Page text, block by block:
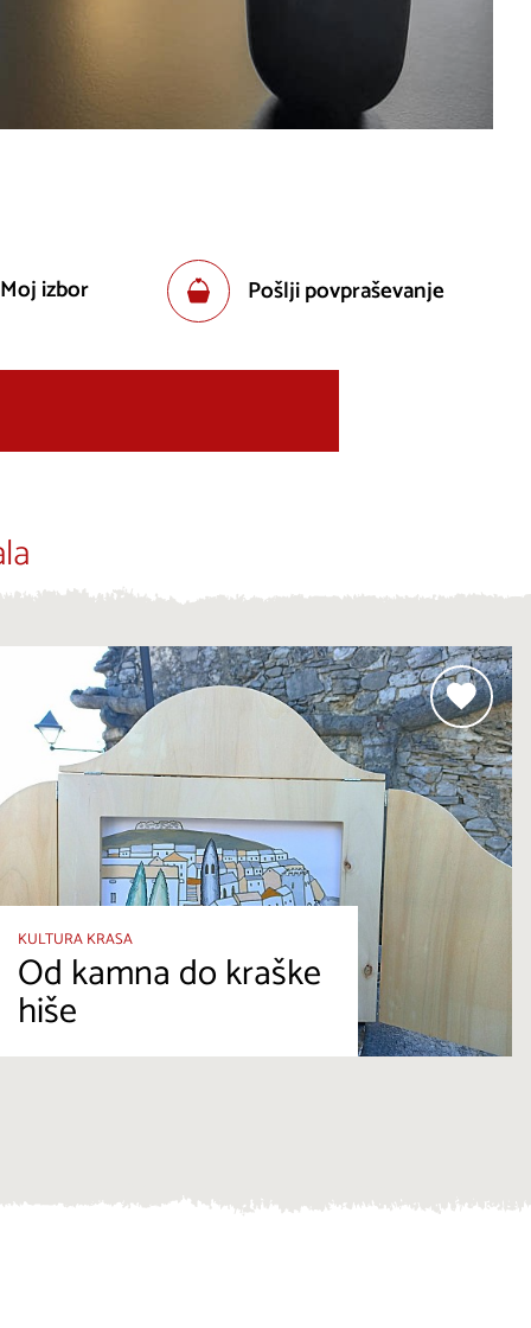
izbor Pošlji povpraševanje
KULTURA KRASA
Od kamna do kraške
hiše